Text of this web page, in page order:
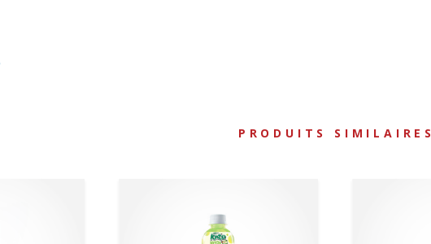
PRODUITS SIMILAIRES